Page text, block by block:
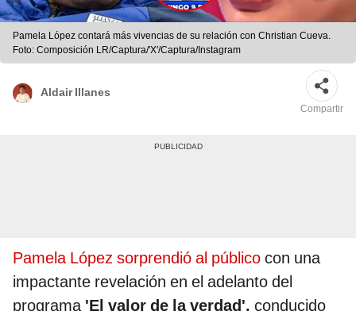
Pamela López contará más vivencias de su relación con Christian Cueva.
Foto: Composición LR/Captura/'X'/Captura/Instagram
Aldair Illanes
Compartir
Pamela López sorprendió al público con una
impactante revelación en el adelanto del
programa 'El valor de la verdad', conducido